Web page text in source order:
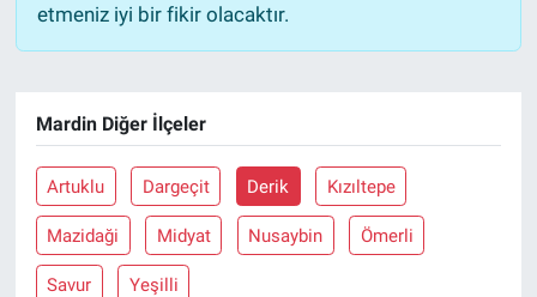
etmeniz iyi bir fikir olacaktır.
Mardin Diğer İlçeler
Artuklu Dargeçit Derik Kızıltepe
Mazidaği Midyat Nusaybin Ömerli
Savur Yeşilli